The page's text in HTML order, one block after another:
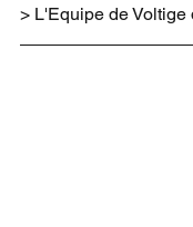
> L'Equipe de